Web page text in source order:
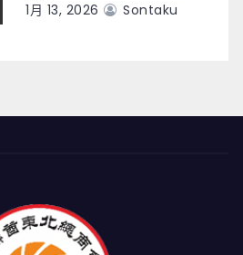
1月 13, 2026 Sontaku